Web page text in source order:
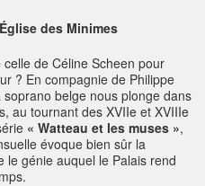
des Minimes
de Céline Scheen pour
? En compagnie de Philippe
belge nous plonge dans
au tournant des XVIIe et XVIIIe
« Watteau et les muses »,
évoque bien sûr la
le génie auquel le Palais rend